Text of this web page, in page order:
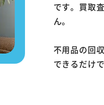
です。買取
ん。
不用品の回
できるだけ